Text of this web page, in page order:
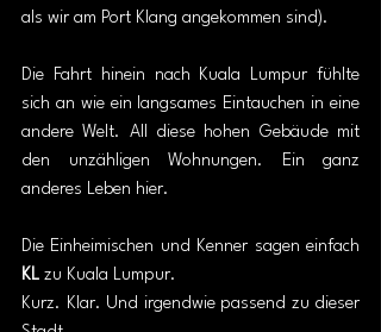
als wir am Port Klang angekommen sind).
Die Fahrt hinein nach Kuala Lumpur fühlte
sich an wie ein langsames Eintauchen in eine
andere Welt. All diese hohen Gebäude mit
den unzähligen Wohnungen. Ein ganz
anderes Leben hier.
KL zu Kuala Lumpur.
Kurz. Klar. Und irgendwie passend zu dieser